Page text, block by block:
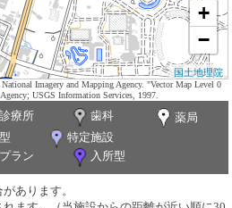
+
−
国土地理院
Imagery and Mapping Agency. "Vector Map Level 0
USGS Information Services, 1997.
療所 歯科
薬局
特定施設
ラン
入所型
あります。